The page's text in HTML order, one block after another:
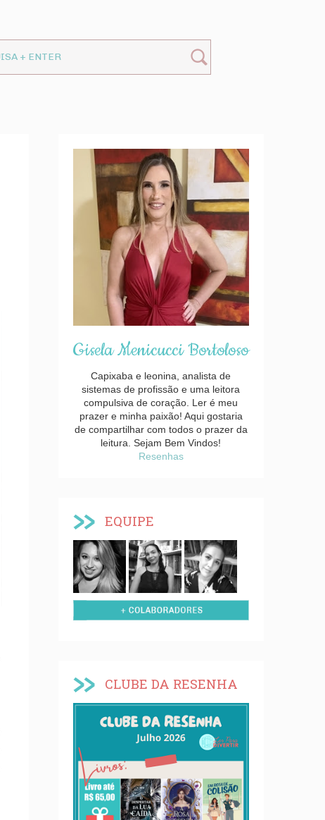
Gisela Menicucci Bortoloso
Capixaba e leonina, analista de
sistemas de profissão e uma leitora
compulsiva de coração. Ler é meu
prazer e minha paixão! Aqui gostaria
de compartilhar com todos o prazer da
leitura. Sejam Bem Vindos!
Resenhas
EQUIPE
CLUBE DA RESENHA